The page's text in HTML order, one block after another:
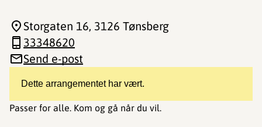
Dette arrangementet har vært.
Passer for alle. Kom og gå når du vil.
Storgaten 16, 3126 Tønsberg
33348620
Send e-post